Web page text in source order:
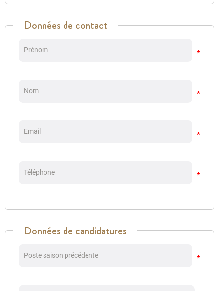
Données de contact
Prénom
Nom
Email
Téléphone
Données de candidatures
Poste saison précédente